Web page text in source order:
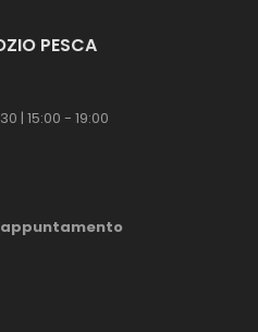
PESCA
| 15:00 - 19:00
appuntamento